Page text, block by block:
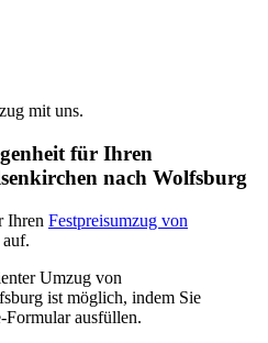
mit uns.
für Ihren
nach Wolfsburg
Ihren Festpreisumzug von
Umzug von
ist möglich, indem Sie
Formular ausfüllen.